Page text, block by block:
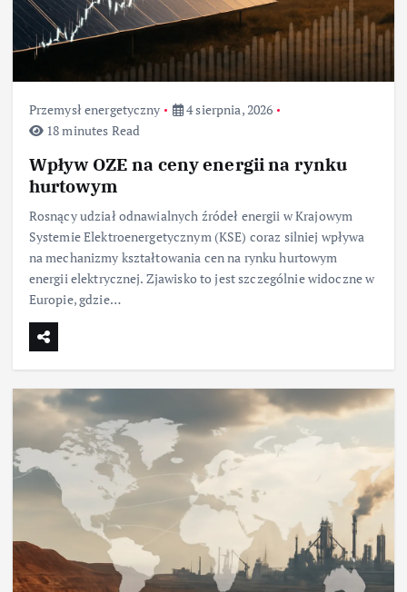
Przemysł energetyczny
4 sierpnia, 2026
18 minutes Read
Wpływ OZE na ceny energii na rynku
hurtowym
Rosnący udział odnawialnych źródeł energii w Krajowym
Systemie Elektroenergetycznym (KSE) coraz silniej wpływa
na mechanizmy kształtowania cen na rynku hurtowym
energii elektrycznej. Zjawisko to jest szczególnie widoczne w
Europie, gdzie…